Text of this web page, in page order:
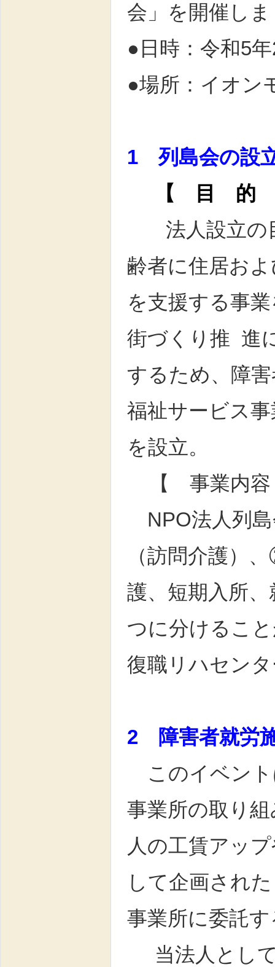
会」を開催し
●日時：令和5
●場所：イオン
1 列島会の設
【 目 的
法人設立の
齢者に住居お
を支援する事
街づくり推 進
するため、障
福祉サービス
を設立。
【 事業内
NPO法人列
（訪問介護）
護、短期入所
つに分けるこ
復職リハセン
2 障害者就労
このイベント
事業所の取り
人の工賃アッ
して企画され
事業所に委託
当法人として